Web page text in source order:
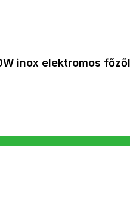
inox elektromos